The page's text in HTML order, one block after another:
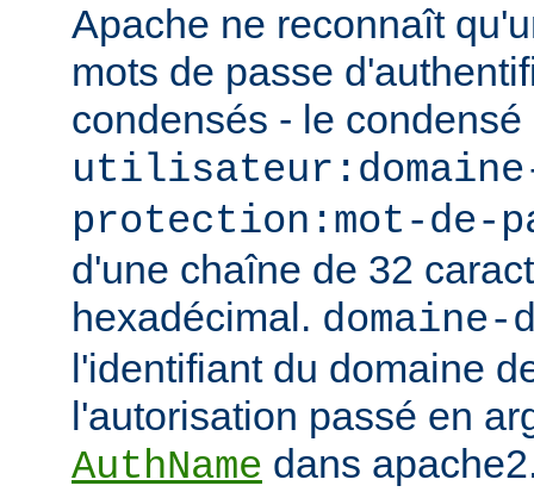
Apache ne reconnaît
mots de passe
condensés - le
protection:mot-de-
d'une chaîne de 32
hexadécimal.
l'identifiant du domaine
l'autorisation passé en
AuthName dans